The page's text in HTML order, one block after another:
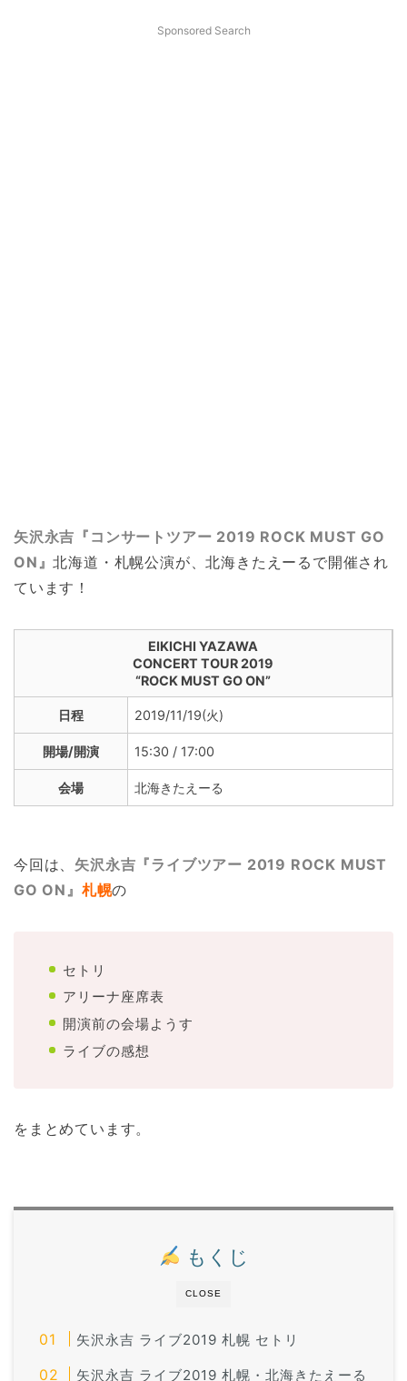
Sponsored Search
矢沢永吉『コンサートツアー 2019 ROCK MUST GO
ON』北海道・札幌公演が、北海きたえーるで開催され
ています！
EIKICHI YAZAWA
CONCERT TOUR 2019
“ROCK MUST GO ON”
日程 2019/11/19(火)
開場/開演 15:30 / 17:00
会場 北海きたえーる
今回は、 矢沢永吉『ライブツアー 2019 ROCK MUST
GO ON』 札幌の
セトリ
アリーナ座席表
開演前の会場ようす
ライブの感想
をまとめています。
CLOSE
もくじ
矢沢永吉 ライブ2019 札幌 セトリ
矢沢永吉 ライブ2019 札幌・北海きたえーる